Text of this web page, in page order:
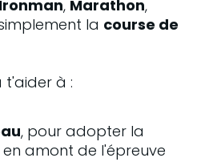
, Marathon
la course de
à :
, pour adopter la
amont de l'épreuve